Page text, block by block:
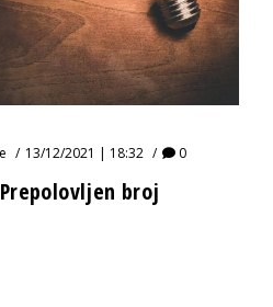
13/12/2021 | 18:32 0
broj